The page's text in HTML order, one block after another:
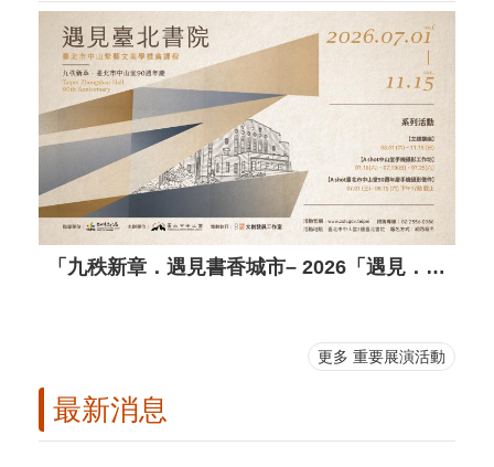
「九秩新章．遇見書香城市– 2026「遇見．臺北書院」中山堂藝文美學活動7月１日報名起跑！
更多 重要展演活動
最新消息